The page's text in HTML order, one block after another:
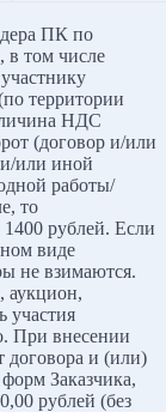
ПК по
в том числе
территории
НДС
(договор и/или
и/или иной
работы/
то
1400 рублей. Если
виде
не взимаются.
аукцион,
участия
При внесении
договора и (или)
Заказчика,
рублей (без